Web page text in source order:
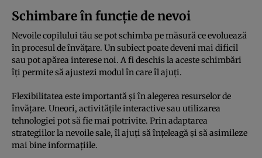
Schimbare în funcție de nevoi
Nevoile copilului tău se pot schimba pe măsură ce evoluează
în procesul de învățare. Un subiect poate deveni mai dificil
sau pot apărea interese noi. A fi deschis la aceste schimbări
îți permite să ajustezi modul în care îl ajuți.
Flexibilitatea este importantă și în alegerea resurselor de
învățare. Uneori, activitățile interactive sau utilizarea
tehnologiei pot să fie mai potrivite. Prin adaptarea
strategiilor la nevoile sale, îl ajuți să înțeleagă și să asimileze
mai bine informațiile.